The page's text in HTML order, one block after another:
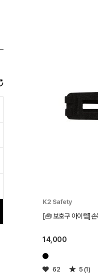
K2 Safety
[🧰 보호구 아이템]
14,000
62 5 (1)